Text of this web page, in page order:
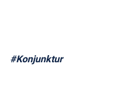
#Konjunktur